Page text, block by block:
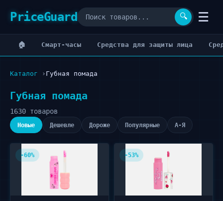
PriceGuard 🔍 ☰
🏠 Cмарт-часы Cредства для защиты лица
Каталог Губная помада
Губная помада
1630 товаров
Новые Дешевле Дороже Популярные А-Я
-60% -53%